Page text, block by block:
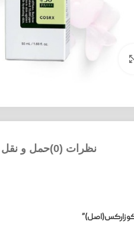
بزرگنمایی تصویر
نظرات (0) حمل و نقل
کوزارکس(اصل)”